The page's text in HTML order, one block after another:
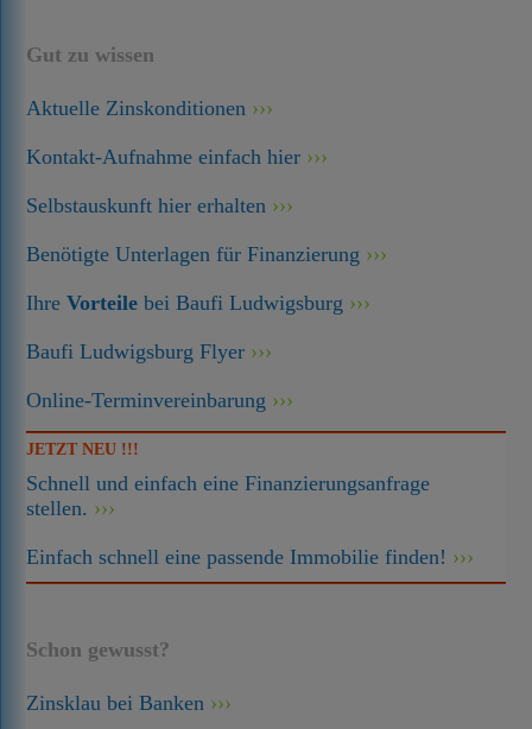
Gut zu wissen
Aktuelle Zinskonditionen
Kontakt-Aufnahme einfach hier
Selbstauskunft hier erhalten
Benötigte Unterlagen für Finanzierung
IhreVorteile bei Baufi Ludwigsburg
Baufi Ludwigsburg Flyer
Online-Terminvereinbarung
JETZT NEU !!!
Schnell und einfach eine Finanzierungsanfrage
stellen.
Einfach schnell eine passende Immobilie finden!
Schon gewusst?
Zinsklau bei Banken